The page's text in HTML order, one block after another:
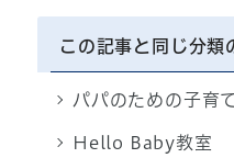
この記事と同じ分類
パパのための子育
Hello Baby教室